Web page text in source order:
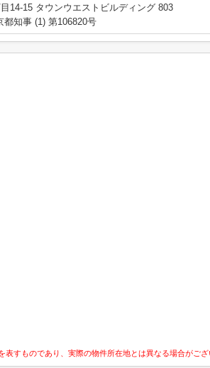
14-15 タウンウエストビルディング 803
都知事 (1) 第106820号
すものであり、実際の物件所在地とは異なる場合がござ